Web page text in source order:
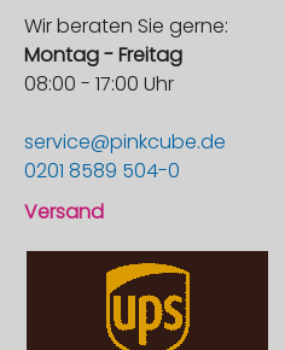
Wir beraten Sie gerne:
Montag - Freitag
08:00 - 17:00 Uhr
service@pinkcube.de
0201 8589 504-0
Versand